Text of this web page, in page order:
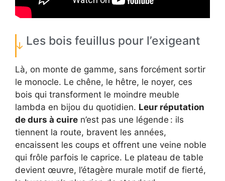
Les bois feuillus pour l’exigeant
Là, on monte de gamme, sans forcément sortir
le monocle. Le chêne, le hêtre, le noyer, ces
bois qui transforment le moindre meuble
lambda en bijou du quotidien. Leur réputation
de durs à cuire n’est pas une légende : ils
tiennent la route, bravent les années,
encaissent les coups et offrent une veine noble
qui frôle parfois le caprice. Le plateau de table
devient œuvre, l’étagère murale motif de fierté,